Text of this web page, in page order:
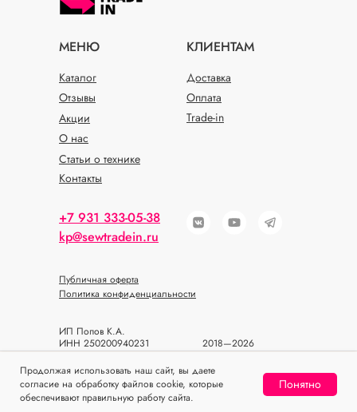
Home Catalog Sign In Favorites Cart
Продолжая использовать наш сайт, вы даете
согласие на обработку файлов cookie, которые
обеспечивают правильную работу сайта.
Понятно
МЕНЮ КЛИЕНТАМ
Каталог
О нас
Доставка
Статьи о технике
Оплата
Отзывы
Акции
Контакты
Trade-in
+7 931 333-05-38
kp@sewtradein.ru
ИП Попов К.А.
ИНН 250200940231
ОГРН 318784700393933
Политика конфиденциальности
Публичная оферта
2018—2026
© SEWTRADEIN